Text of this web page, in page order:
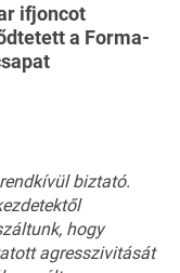
ifjoncot
a Forma-
biztató.
hogy
agresszivitását